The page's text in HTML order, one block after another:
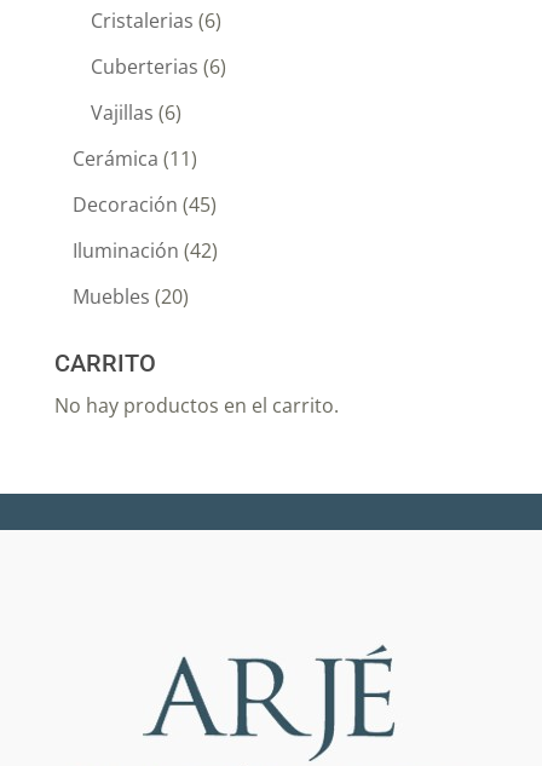
Cristalerias (6)
Cuberterias (6)
Vajillas (6)
Cerámica (11)
Decoración (45)
Iluminación (42)
Muebles (20)
CARRITO
No hay productos en el carrito.